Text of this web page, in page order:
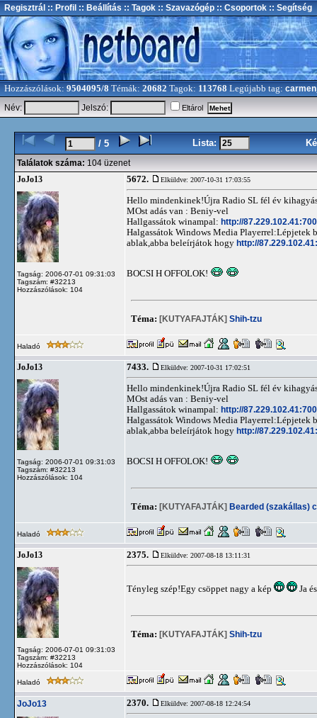
Regisztrál :: Profil :: Beállítás :: Tagok :: Szavazógép :: Csoportok :: Segítség
Hozzászólások: 9504095/8 Témák: 20682 Tagok: 113768 Legújabb tag:
Név:
Jelszó: Eltárol
/ 5 Lista:
Találatok száma: 104 üzenet
JoJo13
Tagság: 2006-07-01 09:31:03
Tagszám: #32213
Hozzászólások: 104
5672. Elküldve: 2007-10-31 17:03:55
Hello mindenkinek!Újra Radio SL fél év
MOst adás van : Beniy-vel
Hallgassátok winampal: http://
Halgassátok Windows Media
ablak,abba beleírjátok hogy http://
BOCSI H OFFOLOK!
Téma: [KUTYAFAJTÁK] Shih-tzu
Haladó
JoJo13
Tagság: 2006-07-01 09:31:03
Tagszám: #32213
Hozzászólások: 104
7433. Elküldve: 2007-10-31 17:02:51
Hello mindenkinek!Újra Radio SL fél év
MOst adás van : Beniy-vel
Hallgassátok winampal: http://
Halgassátok Windows Media
ablak,abba beleírjátok hogy http://
BOCSI H OFFOLOK!
Téma: [KUTYAFAJTÁK] Bearded (szakállas)
Haladó
JoJo13
Tagság: 2006-07-01 09:31:03
Tagszám: #32213
Hozzászólások: 104
2375. Elküldve: 2007-08-18 13:11:31
Tényleg szép!Egy csöppet nagy a kép Ja
Téma: [KUTYAFAJTÁK] Shih-tzu
Haladó
JoJo13 2370. Elküldve: 2007-08-18 12:24:54